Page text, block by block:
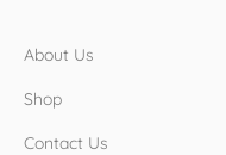
About Us
Shop
Contact Us